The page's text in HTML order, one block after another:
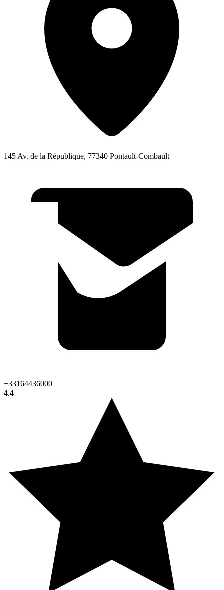
145 Av. de la République, 77340 Pontault-Combault
+33164436000
4.4